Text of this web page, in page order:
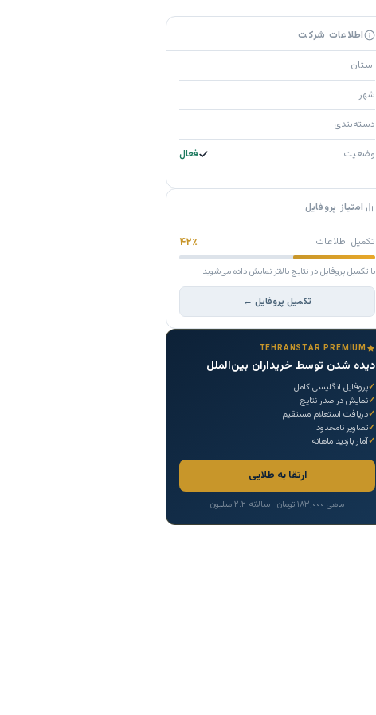
اطلاعات شرکت
استان
شهر
دسته‌بندی
وضعیت فعال
امتیاز پروفایل
تکمیل اطلاعات ۴۲٪
با تکمیل پروفایل در نتایج بالاتر نمایش داده می‌شوید
تکمیل پروفایل ←
TEHRANSTAR PREMIUM
دیده شدن توسط خریداران بین‌الملل
پروفایل انگلیسی کامل
نمایش در صدر نتایج
دریافت استعلام مستقیم
تصاویر نامحدود
آمار بازدید ماهانه
ارتقا به طلایی
ماهی ۱۸۳,۰۰۰ تومان · سالانه ۲.۲ میلیون